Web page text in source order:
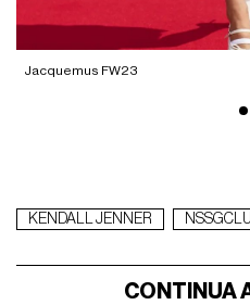
Jacquemus FW23
KENDALL JENNER
CONTINUA